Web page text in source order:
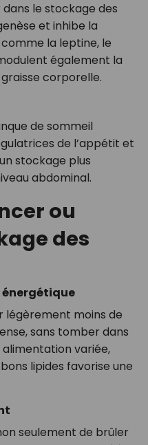
dans le stockage des
et inhibe la
la leptine, le
également la
corporelle.
de sommeil
de l’appétit et
stockage plus
abdominal.
ou
des
énergétique
légèrement moins de
sans tomber dans
alimentation variée,
lipides favorise une
seulement de brûler